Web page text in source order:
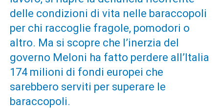
delle condizioni di vita nelle baraccopoli
per chi raccoglie fragole, pomodori o
altro. Ma si scopre che l’inerzia del
governo Meloni ha fatto perdere all’Italia
174 milioni di fondi europei che
sarebbero serviti per superare le
baraccopoli.